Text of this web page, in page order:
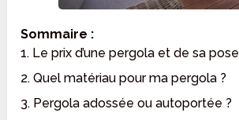
Sommaire :
1. Le prix d’une pergola et de sa pose
2. Quel matériau pour ma pergola ?
3. Pergola adossée ou autoportée ?